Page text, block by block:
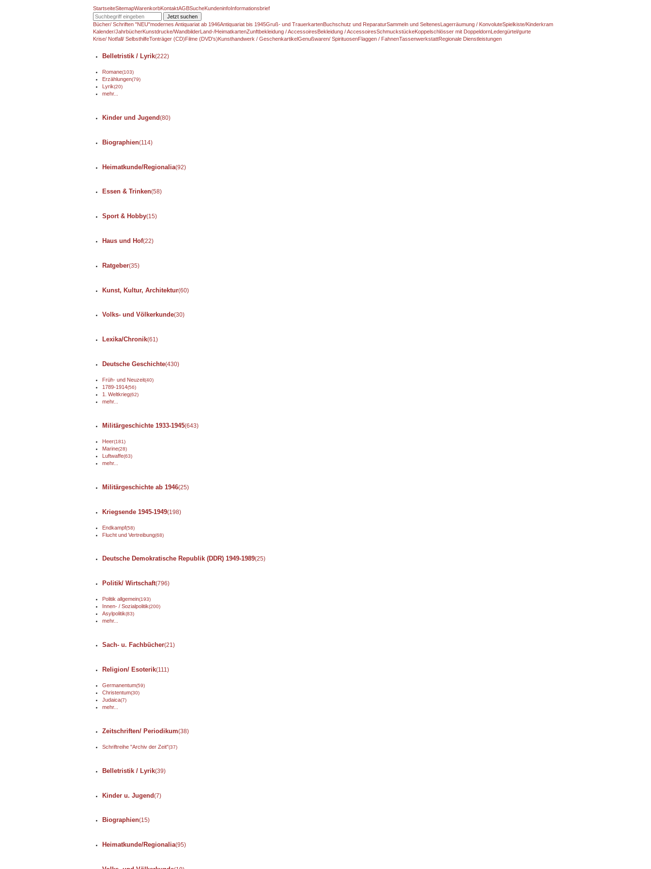
StartseiteSitemapWarenkorbKontaktAGBSucheKundeninfoInformationsbrief
Jetzt suchen
Bücher/ Schriften "NEU"modernes Antiquariat ab 1946Antiquariat bis 1945Gruß- und TrauerkartenBuchschutz und ReparaturSammeln und SeltenesLagerräumung / KonvoluteSpielkiste/Kinderkram
Kalender/JahrbücherKunstdrucke/WandbilderLand-/HeimatkartenZunftbekleidung / AccessoiresBekleidung / AccessoiresSchmuckstückeKoppelschlösser mit DoppeldornLedergürtel/gurte
Krise/ Notfall/ SelbsthilfeTonträger (CD)Filme (DVD's)Kunsthandwerk / GeschenkartikelGenußwaren/ SpirituosenFlaggen / FahnenTassenwerkstattRegionale Dienstleistungen
Belletristik / Lyrik(222)
Romane(103)
Erzählungen(79)
Lyrik(20)
mehr...
Kinder und Jugend(80)
Biographien(114)
Heimatkunde/Regionalia(92)
Essen & Trinken(58)
Sport & Hobby(15)
Haus und Hof(22)
Ratgeber(35)
Kunst, Kultur, Architektur(60)
Volks- und Völkerkunde(30)
Lexika/Chronik(61)
Deutsche Geschichte(430)
Früh- und Neuzeit(40)
1789-1914(56)
1. Weltkrieg(62)
mehr...
Militärgeschichte 1933-1945(643)
Heer(181)
Marine(28)
Luftwaffe(63)
mehr...
Militärgeschichte ab 1946(25)
Kriegsende 1945-1949(198)
Endkampf(58)
Flucht und Vertreibung(68)
Deutsche Demokratische Republik (DDR) 1949-1989(25)
Politik/ Wirtschaft(796)
Politik allgemein(193)
Innen- / Sozialpolitik(200)
Asylpolitik(83)
mehr...
Sach- u. Fachbücher(21)
Religion/ Esoterik(111)
Germanentum(59)
Christentum(30)
Judaica(7)
mehr...
Zeitschriften/ Periodikum(38)
Schriftreihe "Archiv der Zeit"(37)
Belletristik / Lyrik(39)
Kinder u. Jugend(7)
Biographien(15)
Heimatkunde/Regionalia(95)